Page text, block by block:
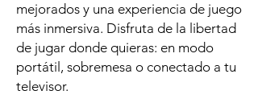
mejorados y una experiencia de juego
más inmersiva. Disfruta de la libertad
de jugar donde quieras: en modo
portátil, sobremesa o conectado a tu
televisor.